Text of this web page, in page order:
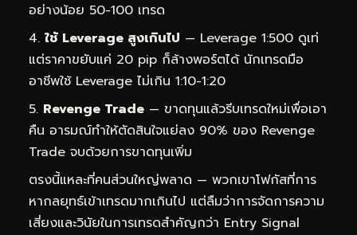
อย่างน้อย 50-100 เทรด
ใช้ Leverage สูงเกินไป — Leverage 1:500 ดูเท่
แต่ราคาขยับแค่ 20 pip ก็ล้างพอร์ตได้ นักเทรดมือ
อาชีพใช้ Leverage ไม่เกิน 1:10-1:20
Revenge Trade — ขาดทุนแล้วรีบเทรดใหม่เพื่อเอา
คืน อารมณ์ทำให้ตัดสินใจแย่ลง 90% ของ Revenge
Trade จบด้วยการขาดทุนเพิ่ม
ตรงนี้แหละที่คนส่วนใหญ่พลาด — พวกเขาโฟกัสที่การ
หากลยุทธ์เข้าเทรดมากเกินไป แต่ลืมว่าการจัดการความ
เสี่ยงและวินัยในการเทรดสำคัญกว่า Entry Signal